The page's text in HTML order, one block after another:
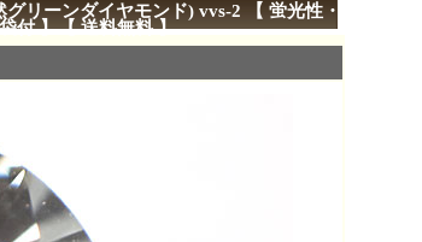
リーンダイヤモンド) vvs-2 【 蛍光性・
付 】【 送料無料 】